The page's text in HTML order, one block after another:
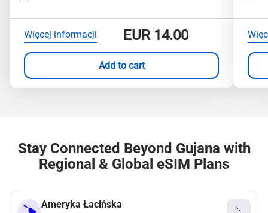
Więcej informacji EUR14.00
Add to cart
Stay Connected Beyond Gujana with
Regional & Global eSIM Plans
Ameryka Łacińska